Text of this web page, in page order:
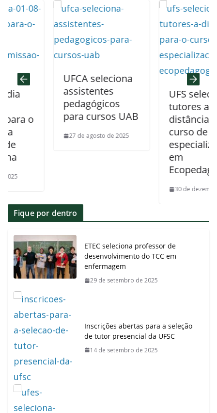
o
UFCA seleciona
assistentes
pedagógicos
para cursos UAB
27 de agosto de 2025
UFS seleciona
tutores a
distância para
curso de
especialização
Ecopedagogia
30 de dezembro de
Fique por dentro
ETEC seleciona professor de
desenvolvimento do TCC em
enfermagem
29 de setembro de 2025
Inscrições abertas para a seleção
de tutor presencial da UFSC
14 de setembro de 2025